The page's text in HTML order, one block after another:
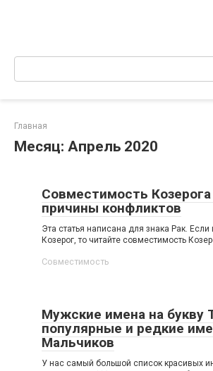
Главная
Месяц: Апрель 2020
Совместимость Козерога
причины конфликтов
Эта статья написана для знака Рак. Если
Козерог, то читайте совместимость
Совместимость
Мужские имена на букву
популярные и редкие
Мальчиков
У нас самый большой список красивых